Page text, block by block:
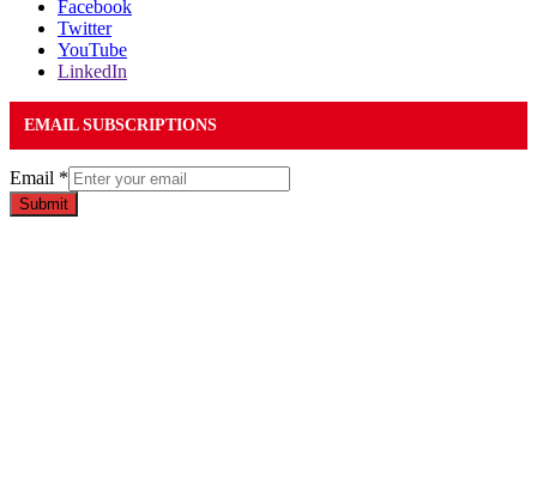
Facebook
Twitter
YouTube
LinkedIn
EMAIL SUBSCRIPTIONS
Email *
Submit